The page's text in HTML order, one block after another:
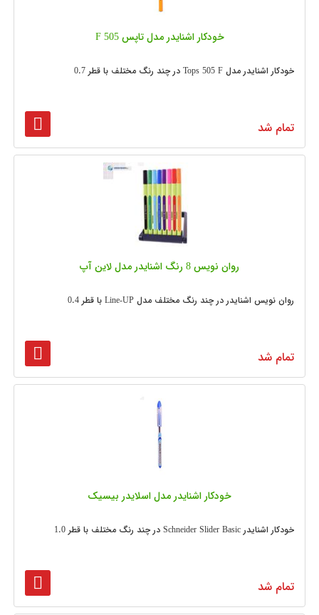
خودکار اشنایدر مدل تاپس F 505
خودکار اشنایدر مدل Tops 505 F در چند رنگ مختلف با قطر 0.7
تمام شد
روان نویس 8 رنگ اشنایدر مدل لاین آپ
روان نویس اشنایدر در چند رنگ مختلف مدل Line-UP با قطر 0.4
تمام شد
خودکار اشنایدر مدل اسلایدر بیسیک
خودکار اشنایدر Schneider Slider Basic در چند رنگ مختلف با قطر 1.0
تمام شد